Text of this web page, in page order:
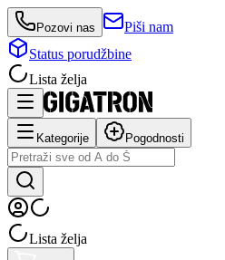
Pozovi nas
Piši nam
Status porudžbine
Lista želja
Kategorije Pogodnosti
Lista želja